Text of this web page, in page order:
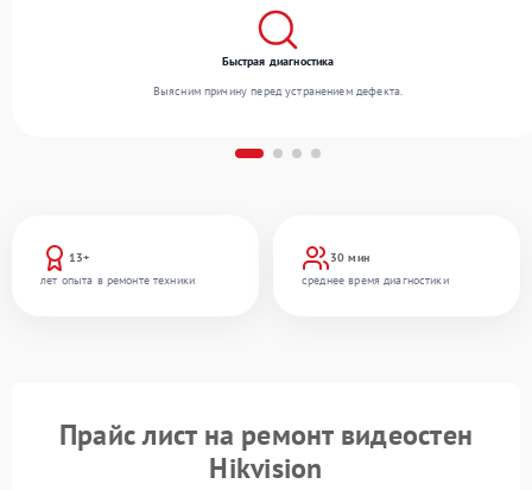
13+
лет опыта в ремонте техники
30 мин
среднее время диагностики
Быстрая диагностика
Выясним причину перед устранением дефекта.
Прайс лист на ремонт видеостен
Hikvision